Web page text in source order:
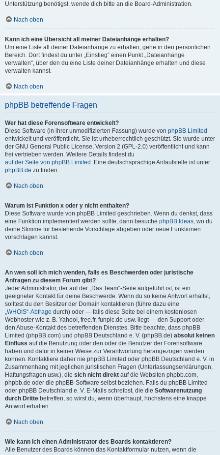
Unterstützung benötigst, wende dich bitte an die Board-Administration.
Nach oben
Kann ich eine Übersicht all meiner Dateianhänge erhalten?
Um eine Liste all deiner Dateianhänge zu erhalten, gehe in den persönlichen
Bereich. Dort findest du unter „Einstieg“ einen Punkt „Dateianhänge
verwalten“, über den du eine Liste deiner Dateianhänge erhalten und diese
verwalten kannst.
Nach oben
phpBB betreffende Fragen
Wer hat diese Forensoftware entwickelt?
Diese Software (in ihrer unmodifizierten Fassung) wurde von phpBB Limited
entwickelt und veröffentlicht. Sie ist urheberrechtlich geschützt. Sie wurde unter
der GNU General Public License, Version 2 (GPL-2.0) veröffentlicht und kann
frei vertrieben werden. Weitere Details findest du
auf der Seite von phpBB Limited . Eine deutschsprachige Anlaufstelle ist unter
phpBB.de zu finden.
Nach oben
Warum ist Funktion x oder y nicht enthalten?
Diese Software wurde von phpBB Limited geschrieben. Wenn du denkst, dass
eine Funktion implementiert werden sollte, dann besuche phpBB Ideas, wo du
deine Stimme für bestehende Vorschläge abgeben oder neue Funktionen
vorschlagen kannst.
Nach oben
An wen soll ich mich wenden, falls es Beschwerden oder juristische
Anfragen zu diesem Forum gibt?
Jeder Administrator, der auf der „Das Team“-Seite aufgeführt ist, ist ein
geeigneter Kontakt für deine Beschwerde. Wenn du so keine Antwort erhältst,
solltest du den Besitzer der Domain kontaktieren (führe dazu eine
„WHOIS“-Abfrage durch) oder — falls diese Seite bei einem kostenlosen
Webhoster wie z. B. Yahoo!, free.fr, funpic.de usw. liegt — den Support oder
den Abuse-Kontakt des betreffenden Dienstes. Bitte beachte, dass phpBB
Limited (phpBB.com) und phpBB Deutschland e. V. (phpBB.de) absolut keinen
Einfluss auf die Benutzung oder den oder die Benutzer der Forensoftware
haben und dafür in keiner Weise zur Verantwortung herangezogen werden
können. Kontaktiere daher nie phpBB Limited oder phpBB Deutschland e. V. in
Zusammenhang mit jeglichen juristischen Fragen (Unterlassungserklärungen,
Haftungsfragen usw.), die sich nicht direkt auf die Websiten phpbb.com,
phpbb.de oder die phpBB-Software selbst beziehen. Falls du phpBB Limited
oder phpBB Deutschland e. V. E-Mails schreibst, die die Softwarenutzung
durch Dritte betreffen, so wirst du, wenn überhaupt, höchstens eine knappe
Antwort erhalten.
Nach oben
Wie kann ich einen Administrator des Boards kontaktieren?
Alle Benutzer des Boards können das Kontaktformular nutzen, wenn die